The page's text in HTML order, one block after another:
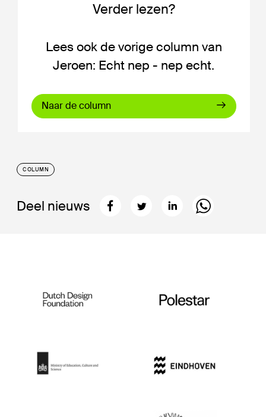
COLUMN
Deel nieuws
Verder lezen?
Lees ook de vorige column van
Jeroen: Echt nep - nep echt.
Naar de column